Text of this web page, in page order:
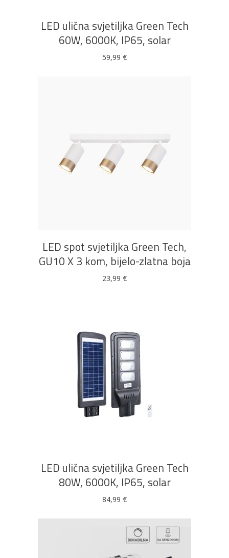
LED ulična svjetiljka Green Tech
60W, 6000K, IP65, solar
59,99 €
LED spot svjetiljka Green Tech,
GU10 X 3 kom, bijelo-zlatna boja
23,99 €
DODAJ U KOŠARICU
LED ulična svjetiljka Green Tech
80W, 6000K, IP65, solar
84,99 €